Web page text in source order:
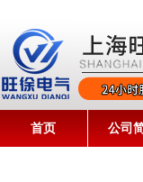
首页 公司